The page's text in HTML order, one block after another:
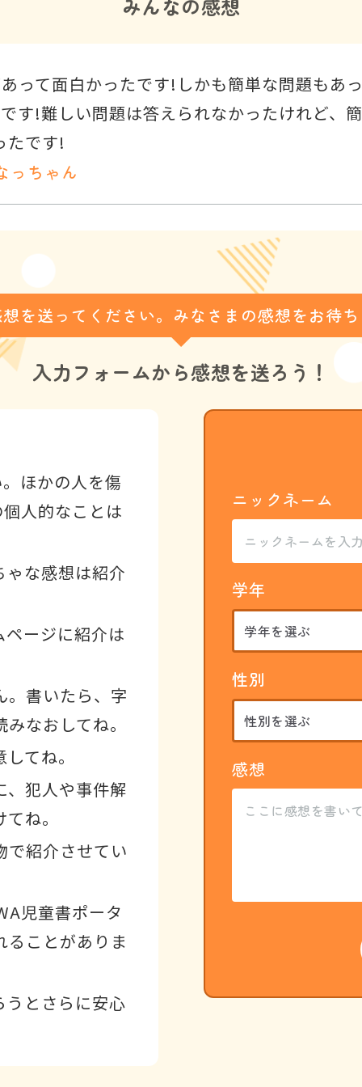
みんなの感想
って面白かったです!しかも簡単な問題もあ
す!難しい問題は答えられなかったけれど、
たです!
っちゃん
を送ってください。みなさまの感想をお待
入力フォームから感想を送ろう！
ほかの人を傷
人的なことは
な感想は紹介
ージに紹介は
。書いたら、字
なおしてね。
てね。
、犯人や事件解
ね。
で紹介させてい
児童書ポータ
ることがありま
うとさらに安心
ニックネーム
学年
性別
感想